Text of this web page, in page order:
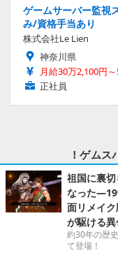
ゲームサーバー監視
み/資格手当あり
株式会社Le Lien
神奈川県
月給30万2,100円
正社員
！ゲムス
祖国に裏
なった
面リメイ
が駆ける
約30年の歴
て登場！